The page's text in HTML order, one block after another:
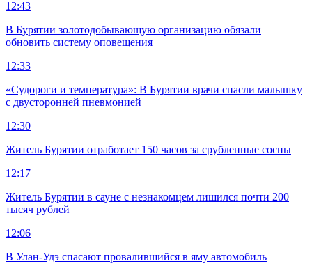
12:43
В Бурятии золотодобывающую организацию обязали
обновить систему оповещения
12:33
«Судороги и температура»: В Бурятии врачи спасли малышку
с двусторонней пневмонией
12:30
Житель Бурятии отработает 150 часов за срубленные сосны
12:17
Житель Бурятии в сауне с незнакомцем лишился почти 200
тысяч рублей
12:06
В Улан-Удэ спасают провалившийся в яму автомобиль